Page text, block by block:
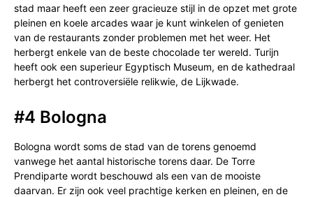
stad maar heeft een zeer gracieuze stijl in de opzet met grote
pleinen en koele arcades waar je kunt winkelen of genieten
van de restaurants zonder problemen met het weer. Het
herbergt enkele van de beste chocolade ter wereld. Turijn
heeft ook een superieur Egyptisch Museum, en de kathedraal
herbergt het controversiële relikwie, de Lijkwade.
#4 Bologna
Bologna wordt soms de stad van de torens genoemd
vanwege het aantal historische torens daar. De Torre
Prendiparte wordt beschouwd als een van de mooiste
daarvan. Er zijn ook veel prachtige kerken en pleinen, en de